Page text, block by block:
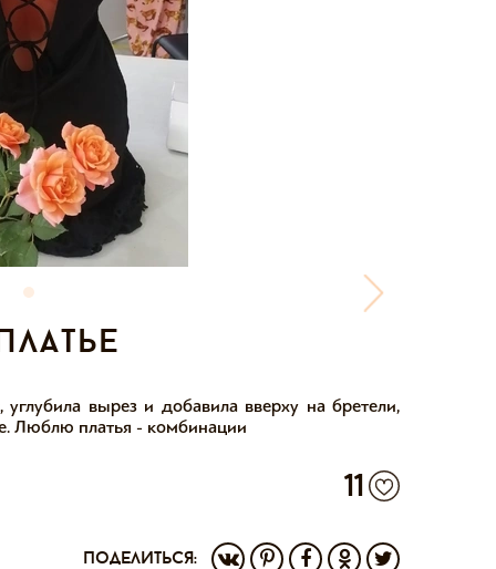
вырез и добавила вверху на бретели,
Люблю платья - комбинации
11
поделиться: